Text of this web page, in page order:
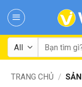
Tìm
kiếm:
TRANG CHỦ /